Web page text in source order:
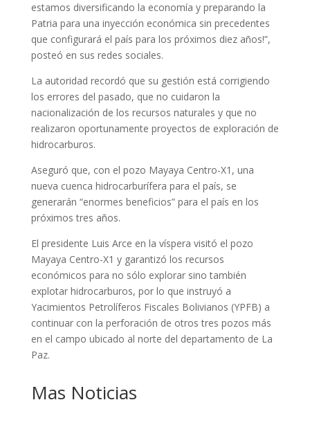
estamos diversificando la economía y preparando la
Patria para una inyección económica sin precedentes
que configurará el país para los próximos diez años!”,
posteó en sus redes sociales.
La autoridad recordó que su gestión está corrigiendo
los errores del pasado, que no cuidaron la
nacionalización de los recursos naturales y que no
realizaron oportunamente proyectos de exploración de
hidrocarburos.
Aseguró que, con el pozo Mayaya Centro-X1, una
nueva cuenca hidrocarburífera para el país, se
generarán “enormes beneficios” para el país en los
próximos tres años.
El presidente Luis Arce en la víspera visitó el pozo
Mayaya Centro-X1 y garantizó los recursos
económicos para no sólo explorar sino también
explotar hidrocarburos, por lo que instruyó a
Yacimientos Petrolíferos Fiscales Bolivianos (YPFB) a
continuar con la perforación de otros tres pozos más
en el campo ubicado al norte del departamento de La
Paz.
Mas Noticias